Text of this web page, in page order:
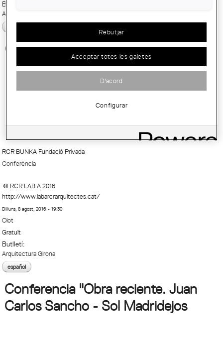
Butlletí:
Arquitectura Girona
Conferència d'Eduardo Souto de
Moura: "Projectes recents"
RCR BUNKA Fundació Privada
Conferència
© RCR LAB A 2016
http://www.labarcrarquitectes.cat/
Dilluns, 8 agost, 2016 - 19:30
Olot
Gratuït
Butlletí:
Arquitectura Girona
español
Conferencia "Obra reciente. Juan
Carlos Sancho - Sol Madridejos
Rebutjar
Acceptar totes les galetes
D'acord
Configurar